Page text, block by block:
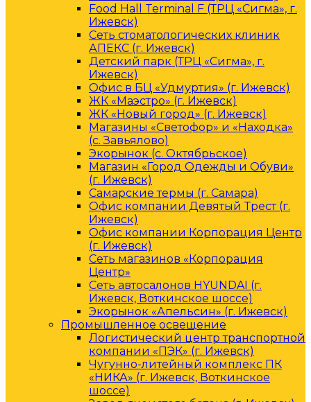
Food Hall Terminal F (ТРЦ «Сигма», г.
Ижевск)
Сеть стоматологических клиник
АПЕКС (г. Ижевск)
Детский парк (ТРЦ «Сигма», г.
Ижевск)
Офис в БЦ «Удмуртия» (г. Ижевск)
ЖК «Маэстро» (г. Ижевск)
ЖК «Новый город» (г. Ижевск)
Магазины «Светофор» и «Находка»
(с. Завьялово)
Экорынок (с. Октябрьское)
Магазин «Город Одежды и Обуви»
(г. Ижевск)
Самарские термы (г. Самара)
Офис компании Девятый Трест (г.
Ижевск)
Офис компании Корпорация Центр
(г. Ижевск)
Сеть магазинов «Корпорация
Центр»
Сеть автосалонов HYUNDAI (г.
Ижевск, Воткинское шоссе)
Экорынок «Апельсин» (г. Ижевск)
Промышленное освещение
Логистический центр транспортной
компании «ПЭК» (г. Ижевск)
Чугунно-литейный комплекс ПК
«НИКА» (г. Ижевск, Воткинское
шоссе)